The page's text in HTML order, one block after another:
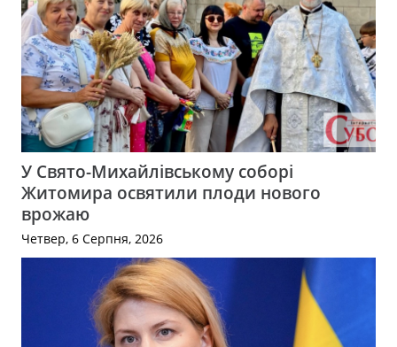
У Свято-Михайлівському соборі
Житомира освятили плоди нового
врожаю
Четвер, 6 Серпня, 2026